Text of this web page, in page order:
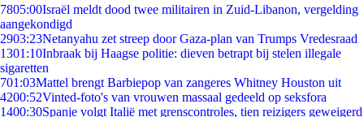
7805:00Israël meldt dood twee militairen in Zuid-Libanon, vergelding
aangekondigd
2903:23Netanyahu zet streep door Gaza-plan van Trumps Vredesraad
1301:10Inbraak bij Haagse politie: dieven betrapt bij stelen illegale
sigaretten
701:03Mattel brengt Barbiepop van zangeres Whitney Houston uit
4200:52Vinted-foto's van vrouwen massaal gedeeld op seksfora
1400:30Spanje volgt Italië met grenscontroles, tien reizigers geweigerd